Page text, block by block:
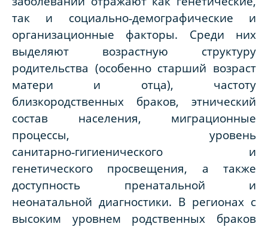
так и социально‑демографические и
организационные факторы. Среди них
выделяют возрастную структуру
родительства (особенно старший возраст
матери и отца), частоту
близкородственных браков, этнический
состав населения, миграционные
процессы, уровень
санитарно‑гигиенического и
генетического просвещения, а также
доступность пренатальной и
неонатальной диагностики. В регионах с
высоким уровнем родственных браков